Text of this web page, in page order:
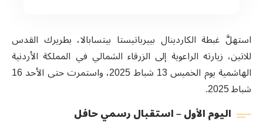
استهلَّ غبطة الكاردينال بييرباتيستا بيتسابالا، بطريرك القدس
للاتين، زيارته الراعوية إلى الزرقاء الشمالي في المملكة الأردنية
الهاشمية يوم الخميس 13 شباط 2025، واستمرت حتى الأحد 16
شباط 2025.
اليوم الأول – استقبال رسمي حافل